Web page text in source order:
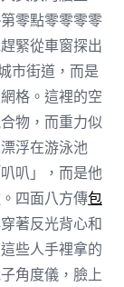
零點零零零零
緊從車窗探出
市街道，而是
格。這裡的空
物，而重力似
浮在游泳池
叭」，而是他
四面八方傳包
著反光背心和
些人手裡拿的
角度儀，臉上